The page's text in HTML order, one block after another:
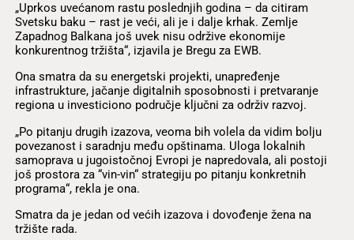
„Uprkos uvećanom rastu poslednjih godina – da citiram
Svetsku baku – rast je veći, ali je i dalje krhak. Zemlje
Zapadnog Balkana još uvek nisu održive ekonomije
konkurentnog tržišta“, izjavila je Bregu za EWB.
Ona smatra da su energetski projekti, unapređenje
infrastrukture, jačanje digitalnih sposobnosti i pretvaranje
regiona u investiciono područje ključni za održiv razvoj.
„Po pitanju drugih izazova, veoma bih volela da vidim bolju
povezanost i saradnju među opštinama. Uloga lokalnih
samoprava u jugoistočnoj Evropi je napredovala, ali postoji
još prostora za “vin-vin“ strategiju po pitanju konkretnih
programa“, rekla je ona.
Smatra da je jedan od većih izazova i dovođenje žena na
tržište rada.